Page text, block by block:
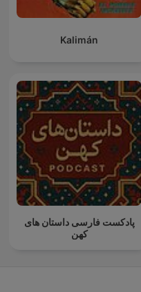
Kalimán
پادکست فارسی داستان های
کهن